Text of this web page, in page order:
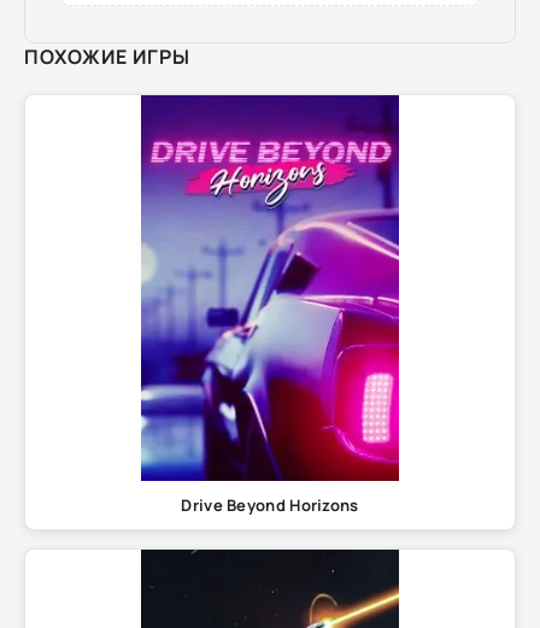
ПОХОЖИЕ ИГРЫ
Drive Beyond Horizons